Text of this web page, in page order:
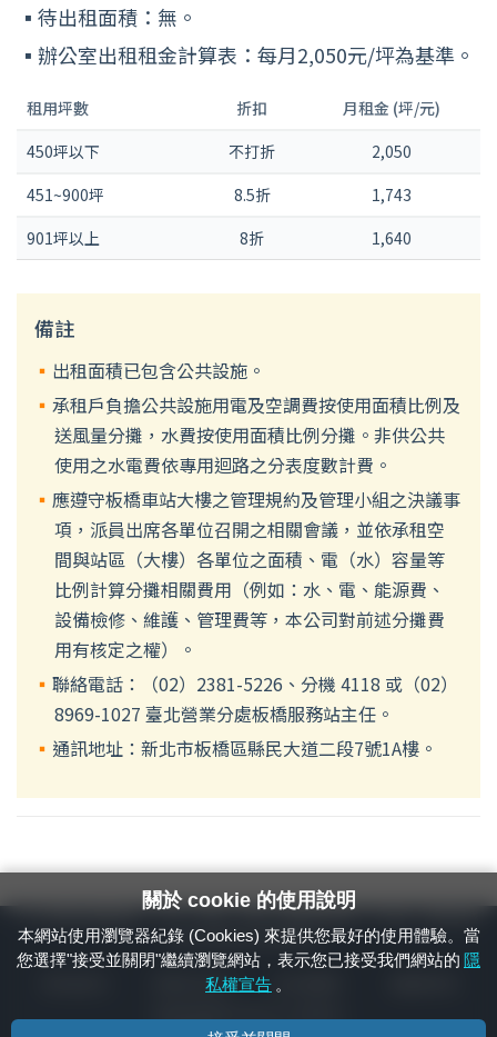
待出租面積：無。
辦公室出租租金計算表：每月2,050元/坪為基準。
租用坪數 折扣
月租金 (坪/元)
450坪以下
不打折
2,050
451~900坪
8.5折
1,743
901坪以上
8折 1,640
備註
出租面積已包含公共設施。
承租戶負擔公共設施用電及空調費按使用面積比例及
送風量分攤，水費按使用面積比例分攤。非供公共
使用之水電費依專用迴路之分表度數計費。
應遵守板橋車站大樓之管理規約及管理小組之決議事
項，派員出席各單位召開之相關會議，並依承租空
間與站區（大樓）各單位之面積、電（水）容量等
比例計算分攤相關費用（例如：水、電、能源費、
設備檢修、維護、管理費等，本公司對前述分攤費
用有核定之權）。
聯絡電話：（02）2381-5226、分機 4118 或（02）
8969-1027 臺北營業分處板橋服務站主任。
通訊地址：新北市板橋區縣民大道二段7號1A樓。
24小時緊急通報電話：1933（市話、手機，僅限發現軌道、平交道、橋樑及隧
道等有障礙物之通報專用）
資通安全政策
關於 cookie 的使用說明
本網站使用瀏覽器紀錄 (Cookies) 來提供您最好的使用體驗。當
您選擇"接受並關閉"繼續瀏覽網站，表示您已接受我們網站的 隱
私權宣告 。